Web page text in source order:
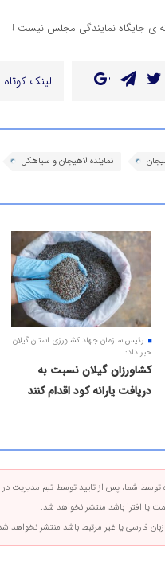
ی جایگاه نمایندگی مجلس نیست !
لینک کوتاه
نماینده لاهیجان و سیاهکل
رئیس سازمان جهاد کشاورزی استان گیلان
خبر داد:
کشاورزان گیلان نسبت به
دریافت یارانه کود اقدام کنند
توسط شما، پس از تایید توسط تیم مدیریت
یا افترا باشد منتشر نخواهد شد.
زبان فارسی یا غیر مرتبط باشد منتشر نخواهد